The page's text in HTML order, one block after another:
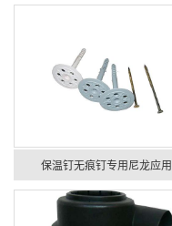
保温钉无痕钉专用尼龙应用